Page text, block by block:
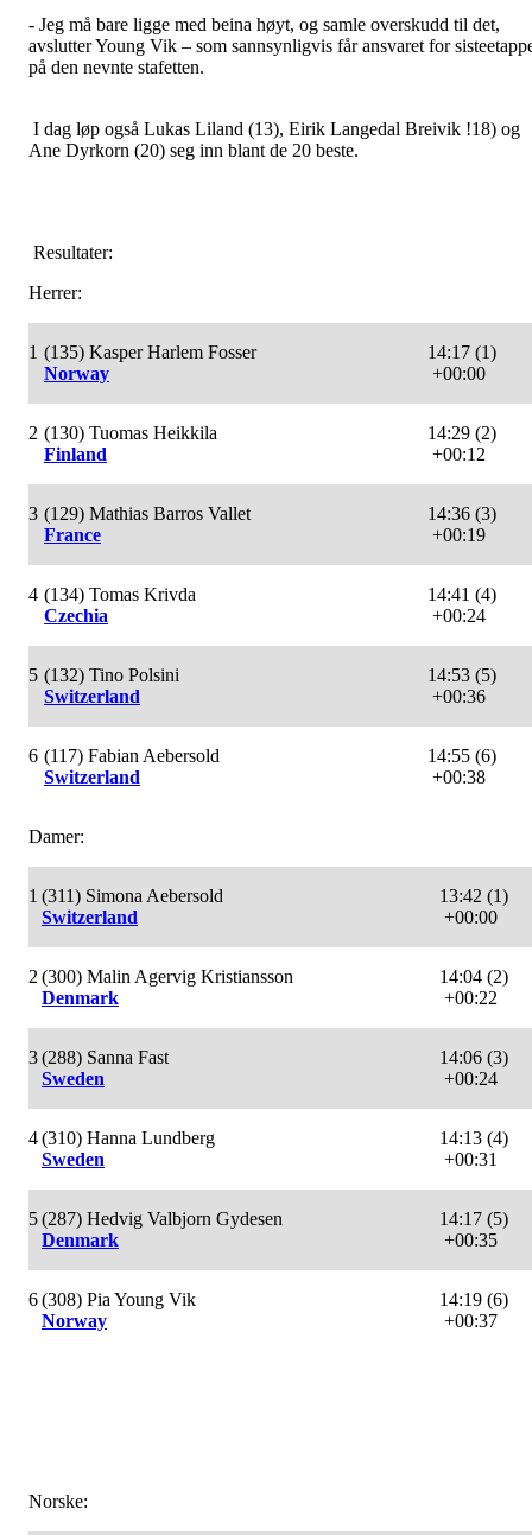
- Jeg må bare ligge med beina høyt, og samle overskudd til det,
avslutter Young Vik – som sannsynligvis får ansvaret for
på den nevnte stafetten.
I dag løp også Lukas Liland (13), Eirik Langedal Breivik !18) og
Ane Dyrkorn (20) seg inn blant de 20 beste.
Resultater:
Herrer:
1 (135) Kasper Harlem Fosser
Norway
14:17 (1)
+00:00
2 (130) Tuomas Heikkila
Finland
14:29 (2)
+00:12
3 (129) Mathias Barros Vallet
France
14:36 (3)
+00:19
4 (134) Tomas Krivda
Czechia
14:41 (4)
+00:24
5 (132) Tino Polsini
Switzerland
14:53 (5)
+00:36
6 (117) Fabian Aebersold
Switzerland
14:55 (6)
+00:38
Damer:
1 (311) Simona Aebersold
Switzerland
13:42 (1)
+00:00
2 (300) Malin Agervig Kristiansson
Denmark
14:04 (2)
+00:22
3(288) Sanna Fast
Sweden
14:06 (3)
+00:24
4(310) Hanna Lundberg
Sweden
14:13 (4)
+00:31
5(287) Hedvig Valbjorn Gydesen
Denmark
14:17 (5)
+00:35
6(308) Pia Young Vik
Norway
14:19 (6)
+00:37
Norske: